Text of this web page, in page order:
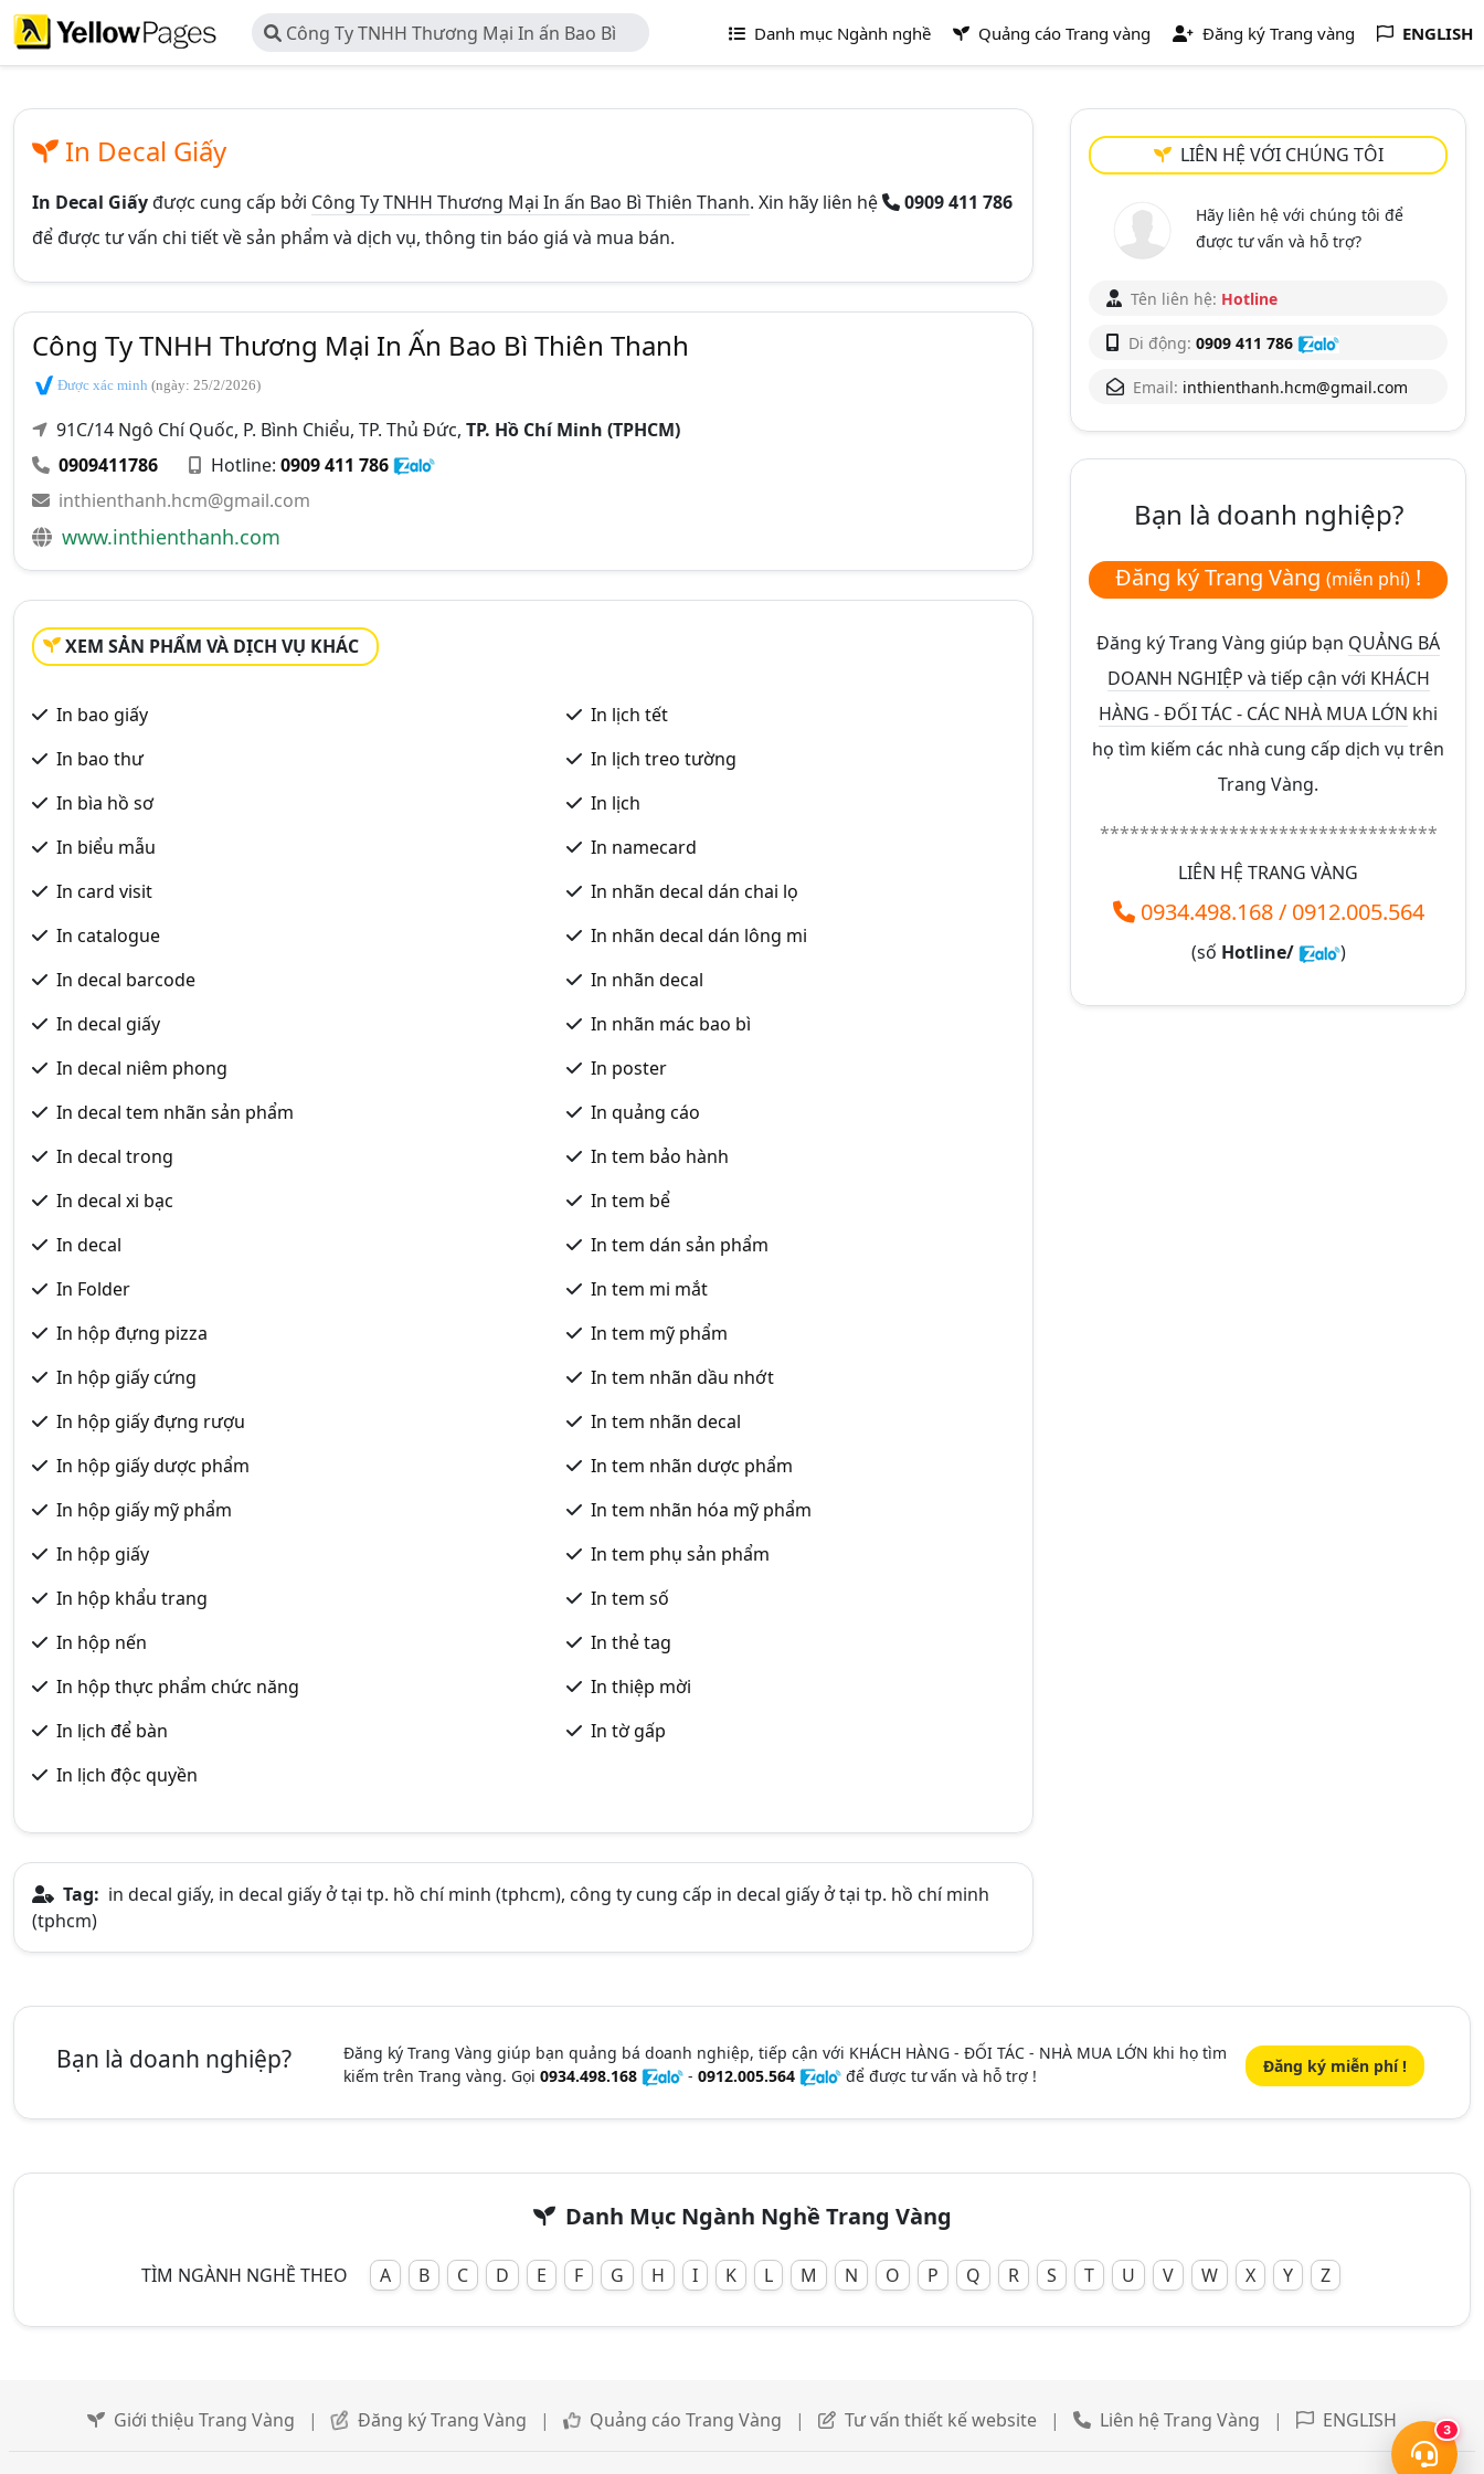
Công Ty TNHH Thương Mại In ấn Bao Bì
Thiên Thanh
Danh mục Ngành nghề Quảng cáo Trang vàng Đăng ký Trang vàng ENGLISH
In Decal Giấy
In Decal Giấyđược cung cấp bởi Công Ty TNHH Thương Mại In ấn Bao Bì Thiên Thanh. Xin hãy liên hệ
0909 411 786
để được tư vấn chi tiết về sản phẩm và dịch vụ, thông tin báo giá và mua bán.
Công Ty TNHH Thương Mại In Ấn Bao Bì Thiên Thanh
Được xác minh (ngày: 25/2/2026)
91C/14 Ngô Chí Quốc, P. Bình Chiểu, TP. Thủ Đức, TP. Hồ Chí Minh (TPHCM)
0909411786
Hotline: 0909 411 786
inthienthanh.hcm@gmail.com
www.inthienthanh.com
XEM SẢN PHẨM VÀ DỊCH VỤ KHÁC
In bao giấy
In bao thư
In bìa hồ sơ
In biểu mẫu
In card visit
In catalogue
In decal barcode
In decal giấy
In decal niêm phong
In decal tem nhãn sản phẩm
In decal trong
In decal xi bạc
In decal
In Folder
In hộp đựng pizza
In hộp giấy cứng
In hộp giấy đựng rượu
In hộp giấy dược phẩm
In hộp giấy mỹ phẩm
In hộp giấy
In hộp khẩu trang
In hộp nến
In hộp thực phẩm chức năng
In lịch để bàn
In lịch độc quyền
In lịch tết
In lịch treo tường
In lịch
In namecard
In nhãn decal dán chai lọ
In nhãn decal dán lông mi
In nhãn decal
In nhãn mác bao bì
In poster
In quảng cáo
In tem bảo hành
In tem bể
In tem dán sản phẩm
In tem mi mắt
In tem mỹ phẩm
In tem nhãn dầu nhớt
In tem nhãn decal
In tem nhãn dược phẩm
In tem nhãn hóa mỹ phẩm
In tem phụ sản phẩm
In tem số
In thẻ tag
In thiệp mời
In tờ gấp
Tag: in decal giấy, in decal giấy ở tại tp. hồ chí minh (tphcm), công ty cung cấp in decal giấy ở tại tp. hồ chí minh
(tphcm)
LIÊN HỆ VỚI CHÚNG TÔI
Hãy liên hệ với chúng tôi để
được tư vấn và hỗ trợ?
Tên liên hệ: Hotline
Di động: 0909 411 786
Email: inthienthanh.hcm@gmail.com
Bạn là doanh nghiệp?
Đăng ký Trang Vàng (miễn phí) !
Đăng ký Trang Vàng giúp bạn QUẢNG BÁ
DOANH NGHIỆP và tiếp cận với KHÁCH
HÀNG - ĐỐI TÁC - CÁC NHÀ MUA LỚN khi
họ tìm kiếm các nhà cung cấp dịch vụ trên
Trang Vàng.
**********************************
LIÊN HỆ TRANG VÀNG
0934.498.168/ 0912.005.564
(số Hotline/ )
3
Bạn là doanh nghiệp?
Đăng ký Trang Vàng giúp bạn quảng bá doanh nghiệp, tiếp cận với KHÁCH HÀNG - ĐỐI TÁC - NHÀ MUA LỚN khi họ tìm
kiếm trên Trang vàng. Gọi 0934.498.168 - 0912.005.564 để được tư vấn và hỗ trợ ! Đăng ký miễn phí !
Danh Mục Ngành Nghề Trang Vàng
TÌM NGÀNH NGHỀ THEO A B C D E F G H I K L M N O P Q R S T U V W X Y Z
Giới thiệu Trang Vàng | Đăng ký Trang Vàng | Quảng cáo Trang Vàng | Tư vấn thiết kế website | Liên hệ Trang Vàng | ENGLISH